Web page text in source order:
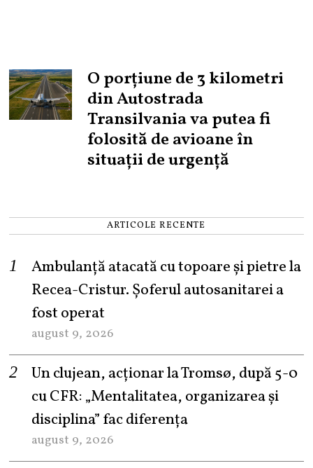
O porțiune de 3 kilometri
din Autostrada
Transilvania va putea fi
folosită de avioane în
situații de urgență
ARTICOLE RECENTE
Ambulanță atacată cu topoare și pietre la
Recea-Cristur. Șoferul autosanitarei a
fost operat
august 9, 2026
Un clujean, acționar la Tromsø, după 5-0
cu CFR: „Mentalitatea, organizarea și
disciplina” fac diferența
august 9, 2026